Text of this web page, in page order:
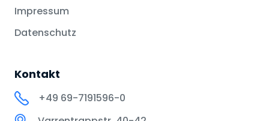
Impressum
Datenschutz
Kontakt
+49 69-7191596-0